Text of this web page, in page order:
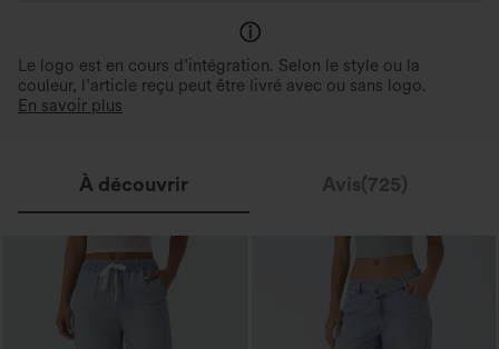
Le logo est en cours d’intégration. Selon le style ou la
couleur, l’article reçu peut être livré avec ou sans logo.
En savoir plus
À découvrir Avis(725)